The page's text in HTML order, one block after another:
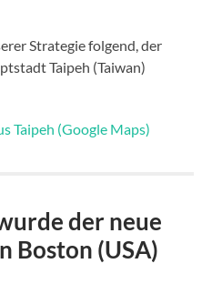
Strategie folgend, der
Taipeh (Taiwan)
Taipeh (Google Maps)
der neue
Boston (USA)